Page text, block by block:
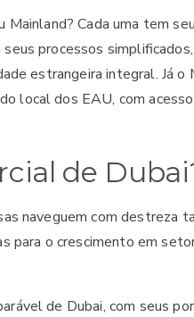
Cada uma tem
processos
estrangeira integral. Já
local dos EAU, com
de
naveguem com destreza
para o crescimento em
de Dubai, com seus